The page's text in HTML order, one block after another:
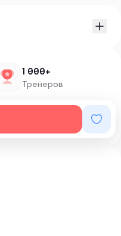
1 000+
Тренеров